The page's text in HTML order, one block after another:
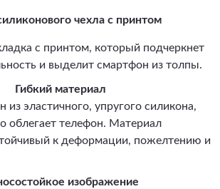
чехла с принтом
с принтом, который подчеркнет
и выделит смартфон из толпы.
Гибкий материал
эластичного, упругого силикона,
облегает телефон. Материал
к деформации, пожелтению и
изображение